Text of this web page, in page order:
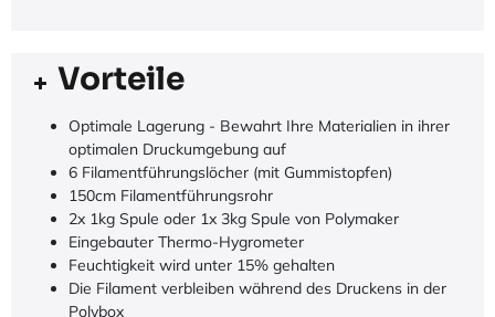
Vorteile
Optimale Lagerung - Bewahrt Ihre Materialien in ihrer
optimalen Druckumgebung auf
6 Filamentführungslöcher (mit Gummistopfen)
150cm Filamentführungsrohr
2x 1kg Spule oder 1x 3kg Spule von Polymaker
Eingebauter Thermo-Hygrometer
Feuchtigkeit wird unter 15% gehalten
Die Filament verbleiben während des Druckens in der
Polybox